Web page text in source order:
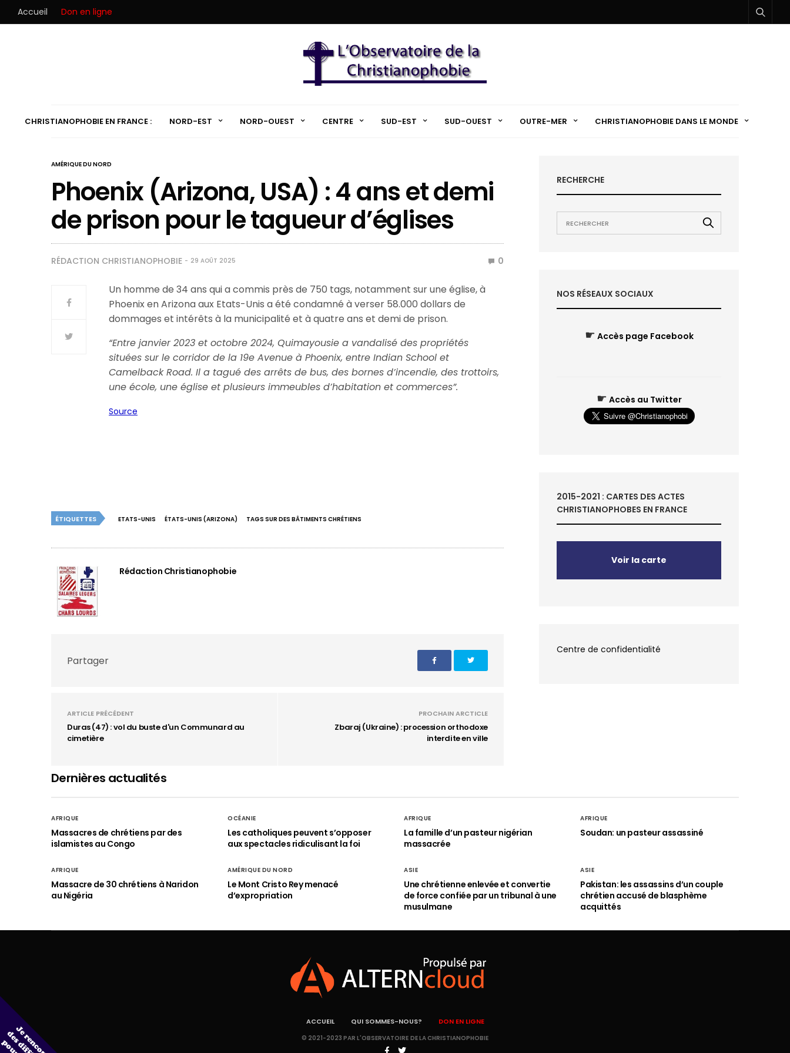
Accueil Don en ligne
CHRISTIANOPHOBIE EN FRANCE : NORD-EST NORD-OUEST CENTRE SUD-EST SUD-OUEST OUTRE-MER CHRISTIANOPHOBIE DANS LE MONDE
AMÉRIQUE DU NORD
Phoenix (Arizona, USA) : 4 ans et demi
de prison pour le tagueur d’églises
RÉDACTION CHRISTIANOPHOBIE 29 AOÛT 2025 0
Un homme de 34 ans qui a commis près de 750 tags, notamment sur une église, à
Phoenix en Arizona aux Etats-Unis a été condamné à verser 58.000 dollars de
dommages et intérêts à la municipalité et à quatre ans et demi de prison.
“Entre janvier 2023 et octobre 2024, Quimayousie a vandalisé des propriétés
situées sur le corridor de la 19e Avenue à Phoenix, entre Indian School et
Camelback Road. Il a tagué des arrêts de bus, des bornes d’incendie, des trottoirs,
une école, une église et plusieurs immeubles d’habitation et commerces”.
Source
ÉTIQUETTES ETATS-UNIS ÉTATS-UNIS (ARIZONA) TAGS SUR DES BÂTIMENTS CHRÉTIENS
Rédaction Christianophobie
Partager
ARTICLE PRÉCÉDENT
Duras (47) : vol du buste d'un Communard au
cimetière
PROCHAIN ARCTICLE
Zbaraj (Ukraine) : procession orthodoxe
interdite en ville
RECHERCHE
NOS RÉSEAUX SOCIAUX
☛ Accès page Facebook
☛ Accès au Twitter
2015-2021 : CARTES DES ACTES
CHRISTIANOPHOBES EN FRANCE
Voir la carte
Centre de confidentialité
Dernières actualités
AFRIQUE
Massacres de chrétiens par des
islamistes au Congo
OCÉANIE
Les catholiques peuvent s’opposer
aux spectacles ridiculisant la foi
AFRIQUE
La famille d’un pasteur nigérian
massacrée
AFRIQUE
Soudan: un pasteur assassiné
AFRIQUE
Massacre de 30 chrétiens à Naridon
au Nigéria
AMÉRIQUE DU NORD
Le Mont Cristo Rey menacé
d’expropriation
ASIE
Une chrétienne enlevée et convertie
de force confiée par un tribunal à une
musulmane
ASIE
Pakistan: les assassins d’un couple
chrétien accusé de blasphème
acquittés
ACCUEIL QUI SOMMES-NOUS? DON EN LIGNE
© 2021-2023 PAR L'OBSERVATOIRE DE LA CHRISTIANOPHOBIE